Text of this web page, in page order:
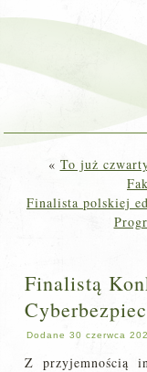
« To już
Finalista polskiej
Finalistą
Dodane 30 czerwca
Z przyjemnością